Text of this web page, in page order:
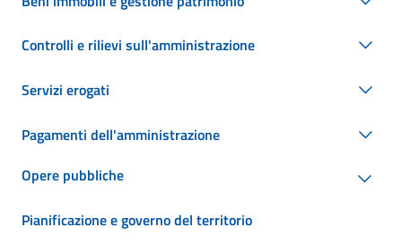
Controlli e rilievi sull'amministrazione
Servizi erogati
Pagamenti dell'amministrazione
Opere pubbliche
Pianificazione e governo del territorio